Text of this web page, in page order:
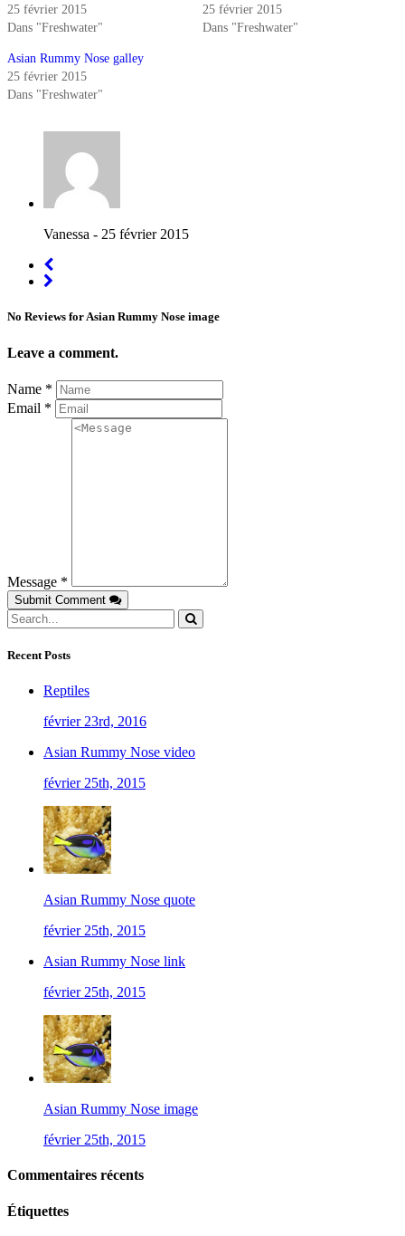
25 février 2015
Dans "Freshwater"
25 février 2015
Dans "Freshwater"
Asian Rummy Nose galley
25 février 2015
Dans "Freshwater"
Vanessa - 25 février 2015
No Reviews for Asian Rummy Nose image
Leave a comment.
Name *
Email *
Message *
Submit Comment
Recent Posts
Reptiles
février 23rd, 2016
Asian Rummy Nose video
février 25th, 2015
Asian Rummy Nose quote
février 25th, 2015
Asian Rummy Nose link
février 25th, 2015
Asian Rummy Nose image
février 25th, 2015
Commentaires récents
Étiquettes